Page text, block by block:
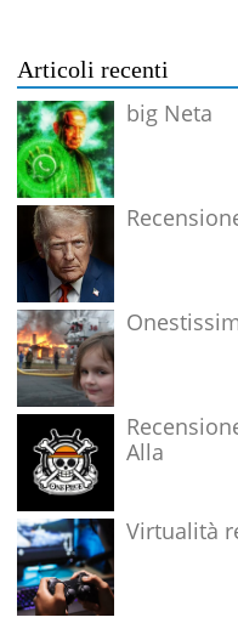
Articoli recenti
big Neta
Alla
Virtualità